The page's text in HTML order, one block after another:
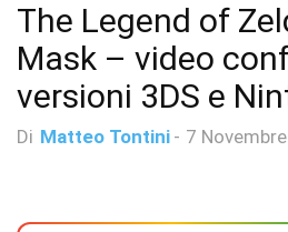
The Legend of
Mask – video
versioni 3DS e
Di Matteo Tontini - 7